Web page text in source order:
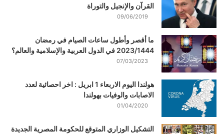
القرآن والإنجيل والتوراة
09/06/2019
ما أقصر وأطول ساعات الصيام في رمضان
2023/1444 في الدول العربية والإسلامية والعالم؟
07/03/2023
هولندا اليوم الاربعاء 1 ابريل : اخر احصائية لعدد
الاصابات والوفيات بهولندا
01/04/2020
التشكيل الوزاري المتوقع للحكومة المصرية الجديدة